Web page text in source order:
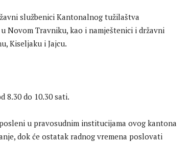
službenici Kantonalnog tužilaštva
Novom Travniku, kao i namještenici i državni
Kiseljaku i Jajcu.
8.30 do 10.30 sati.
u pravosudnim institucijama ovog kantona
dok će ostatak radnog vremena poslovati